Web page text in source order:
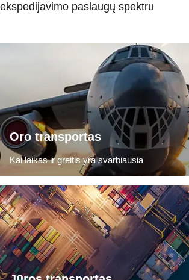
ekspedijavimo paslaugų spektru
Oro transportas
Kai laikas ir greitis yra svarbiausia